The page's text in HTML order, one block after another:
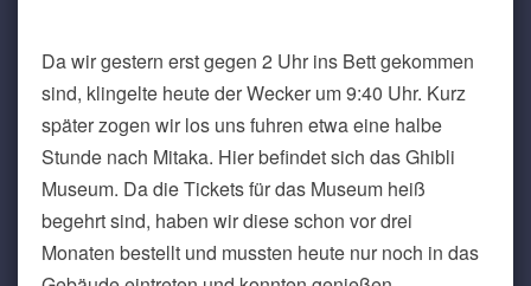
Da wir gestern erst gegen 2 Uhr ins Bett gekommen
sind, klingelte heute der Wecker um 9:40 Uhr. Kurz
später zogen wir los uns fuhren etwa eine halbe
Stunde nach Mitaka. Hier befindet sich das Ghibli
Museum. Da die Tickets für das Museum heiß
begehrt sind, haben wir diese schon vor drei
Monaten bestellt und mussten heute nur noch in das